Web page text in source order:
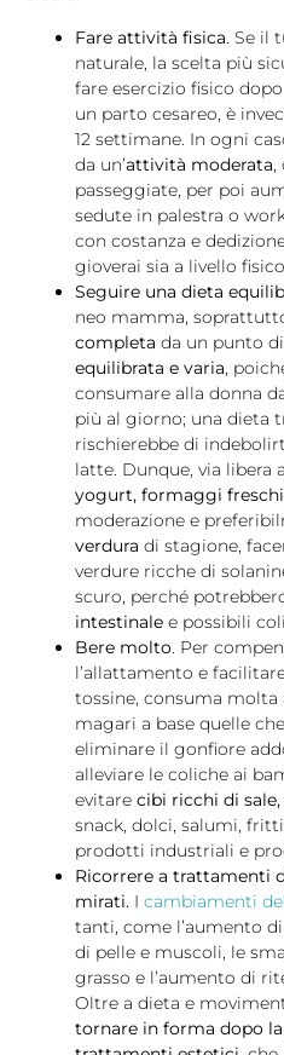
Fare attività fisica . Se
naturale, la scelta più
fare esercizio fisico
un parto cesareo, è
12 settimane. In ogni
da un’attività moderata
passeggiate, per poi
sedute in palestra o
con costanza e
gioverai sia a livello
Seguire una dieta
neo mamma,
completa da un punto
equilibrata e varia ,
consumare alla donna
più al giorno; una dieta
rischierebbe di
latte. Dunque, via libera a
yogurt, formaggi
moderazione e
verdura di stagione,
verdure ricche di
scuro, perché
intestinale e possibili
Bere molto . Per
l’allattamento e
tossine, consuma molta
magari a base quelle
eliminare il gonfiore
alleviare le coliche ai
evitare cibi ricchi di
snack, dolci, salumi,
prodotti industriali e
Ricorrere a trattamenti
mirati. Icambiamenti
tanti, come l’aumento
di pelle e muscoli, le
grasso e l’aumento di
Oltre a dieta e
tornare in forma dopo